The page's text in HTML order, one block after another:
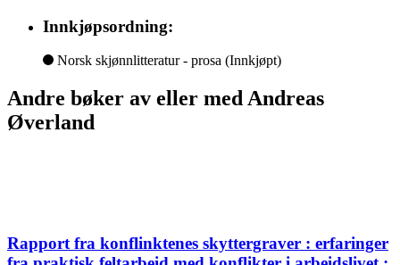
Innkjøpsordning:
Norsk skjønnlitteratur - prosa (Innkjøpt)
Andre bøker av eller med Andreas
Øverland
Rapport fra konflinktenes skyttergraver : erfaringer